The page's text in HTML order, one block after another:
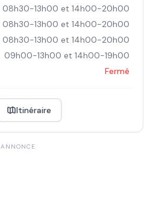
08h30-13h00 et 14h00-20h00
08h30-13h00 et 14h00-20h00
08h30-13h00 et 14h00-20h00
09h00-13h00 et 14h00-19h00
Fermé
Itinéraire
ANNONCE